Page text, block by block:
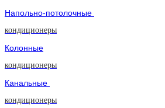
Напольно-потолочные
кондиционеры
Колонные
кондиционеры
Канальные
кондиционеры